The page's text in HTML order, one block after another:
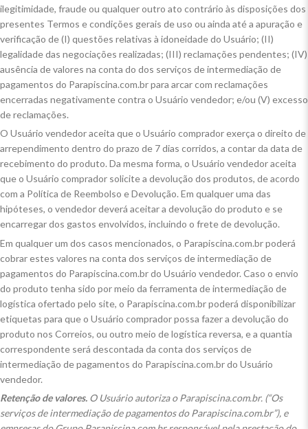
ilegitimidade, fraude ou qualquer outro ato contrário às disposições dos
presentes Termos e condições gerais de uso ou ainda até a apuração e
verificação de (I) questões relativas à idoneidade do Usuário; (II)
legalidade das negociações realizadas; (III) reclamações pendentes; (IV)
ausência de valores na conta do dos serviços de intermediação de
pagamentos do Parapiscina.com.br para arcar com reclamações
encerradas negativamente contra o Usuário vendedor; e/ou (V) excesso
de reclamações.
O Usuário vendedor aceita que o Usuário comprador exerça o direito de
arrependimento dentro do prazo de 7 dias corridos, a contar da data de
recebimento do produto. Da mesma forma, o Usuário vendedor aceita
que o Usuário comprador solicite a devolução dos produtos, de acordo
com a Política de Reembolso e Devolução. Em qualquer uma das
hipóteses, o vendedor deverá aceitar a devolução do produto e se
encarregar dos gastos envolvidos, incluindo o frete de devolução.
Em qualquer um dos casos mencionados, o Parapiscina.com.br poderá
cobrar estes valores na conta dos serviços de intermediação de
pagamentos do Parapiscina.com.br do Usuário vendedor. Caso o envio
do produto tenha sido por meio da ferramenta de intermediação de
logística ofertado pelo site, o Parapiscina.com.br poderá disponibilizar
etiquetas para que o Usuário comprador possa fazer a devolução do
produto nos Correios, ou outro meio de logística reversa, e a quantia
correspondente será descontada da conta dos serviços de
intermediação de pagamentos do Parapiscina.com.br do Usuário
vendedor.
Retenção de valores. O Usuário autoriza o Parapiscina.com.br. (“Os
serviços de intermediação de pagamentos do Parapiscina.com.br”), e